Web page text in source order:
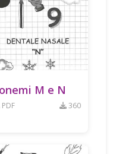
M e N
PDF 360